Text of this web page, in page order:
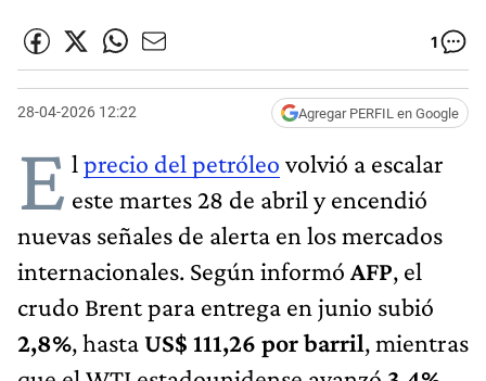
1
28-04-2026 12:22 Agregar PERFIL en Google
E l precio del petróleo volvió a escalar
este martes 28 de abril y encendió
nuevas señales de alerta en los mercados
internacionales. Según informó AFP, el
crudo Brent para entrega en junio subió
2,8%, hastaUS$ 111,26 por barril, mientras